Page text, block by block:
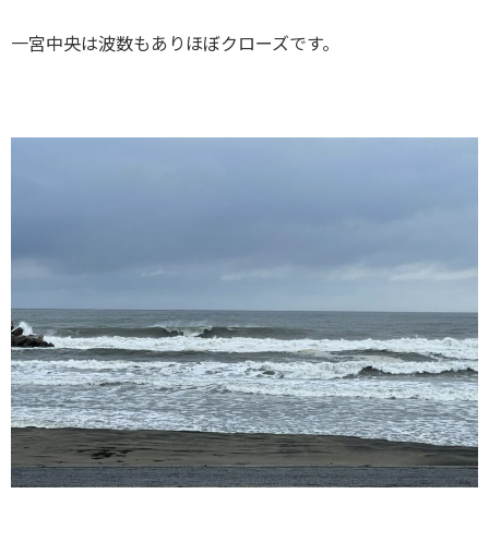
一宮中央は波数もありほぼクローズです。